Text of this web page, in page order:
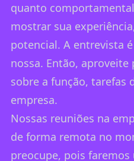
quanto
mostrar sua
potencial. A entrevista
nossa. Então, aproveite
sobre a função, tarefas
empresa.
Nossas reuniões na
de forma remota no
preocupe, pois